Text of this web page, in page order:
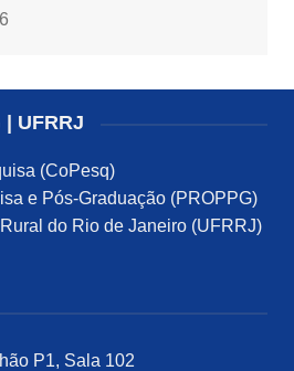
| UFRRJ
(CoPesq)
e Pós-Graduação (PROPPG)
do Rio de Janeiro (UFRRJ)
P1, Sala 102